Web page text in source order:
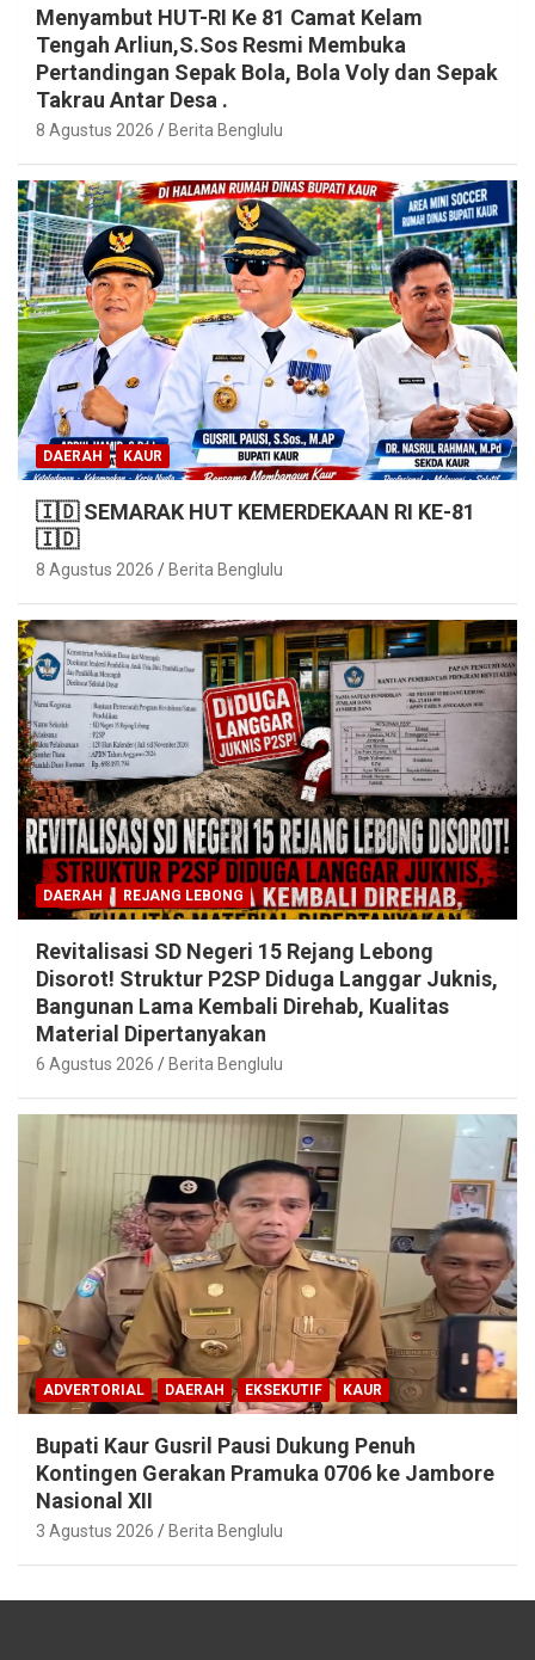
Menyambut HUT-RI Ke 81 Camat Kelam
Tengah Arliun,S.Sos Resmi Membuka
Pertandingan Sepak Bola, Bola Voly dan Sepak
Takrau Antar Desa .
8 Agustus 2026 Berita Benglulu
DAERAH KAUR
🇮🇩 SEMARAK HUT KEMERDEKAAN RI KE-81
🇮🇩
8 Agustus 2026 Berita Benglulu
DAERAH REJANG LEBONG
Revitalisasi SD Negeri 15 Rejang Lebong
Disorot! Struktur P2SP Diduga Langgar Juknis,
Bangunan Lama Kembali Direhab, Kualitas
Material Dipertanyakan
6 Agustus 2026 Berita Benglulu
ADVERTORIAL DAERAH EKSEKUTIF KAUR
Bupati Kaur Gusril Pausi Dukung Penuh
Kontingen Gerakan Pramuka 0706 ke Jambore
Nasional XII
3 Agustus 2026 Berita Benglulu